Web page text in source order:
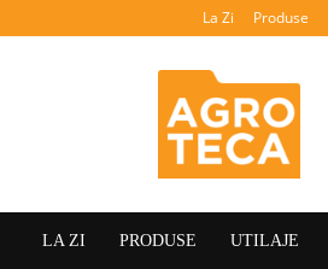
La Zi Produse
LA ZI PRODUSE UTILAJE